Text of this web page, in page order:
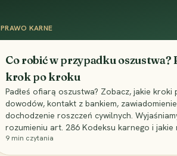
PRAWO KARNE
Co robić w przypadku
krok po kroku
Padłeś ofiarą oszustwa? Zobacz, jakie
dowodów, kontakt z bankiem,
dochodzenie roszczeń cywilnych.
rozumieniu art. 286 Kodeksu karnego i
9 min czytania